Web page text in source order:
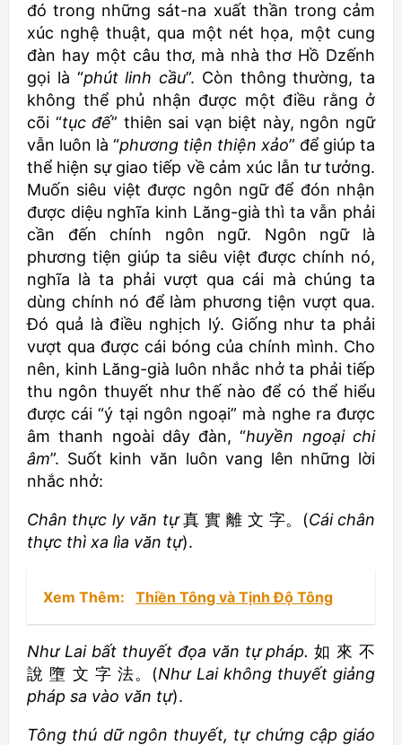
đó trong những sát-na xuất thần trong cảm
xúc nghệ thuật, qua một nét họa, một cung
đàn hay một câu thơ, mà nhà thơ Hồ Dzếnh
gọi là “phút linh cầu”. Còn thông thường, ta
không thể phủ nhận được một điều rằng ở
cõi “tục đế” thiên sai vạn biệt này, ngôn ngữ
vẫn luôn là “phương tiện thiện xảo” để giúp ta
thể hiện sự giao tiếp về cảm xúc lẫn tư tưởng.
Muốn siêu việt được ngôn ngữ để đón nhận
được diệu nghĩa kinh Lăng-già thì ta vẫn phải
cần đến chính ngôn ngữ. Ngôn ngữ là
phương tiện giúp ta siêu việt được chính nó,
nghĩa là ta phải vượt qua cái mà chúng ta
dùng chính nó để làm phương tiện vượt qua.
Đó quả là điều nghịch lý. Giống như ta phải
vượt qua được cái bóng của chính mình. Cho
nên, kinh Lăng-già luôn nhắc nhở ta phải tiếp
thu ngôn thuyết như thế nào để có thể hiểu
được cái “ý tại ngôn ngoại” mà nghe ra được
âm thanh ngoài dây đàn, “huyền ngoại chi
âm”. Suốt kinh văn luôn vang lên những lời
nhắc nhở:
Chân thực ly văn tự真 實 離 文 字。(Cái chân
thực thì xa lìa văn tự).
Xem Thêm: Thiền Tông và Tịnh Độ Tông
Như Lai bất thuyết đọa văn tự pháp.如 來 不
說 墮 文 字 法。(Như Lai không thuyết giảng
pháp sa vào văn tự).
Tông thú dữ ngôn thuyết, tự chứng cập giáo